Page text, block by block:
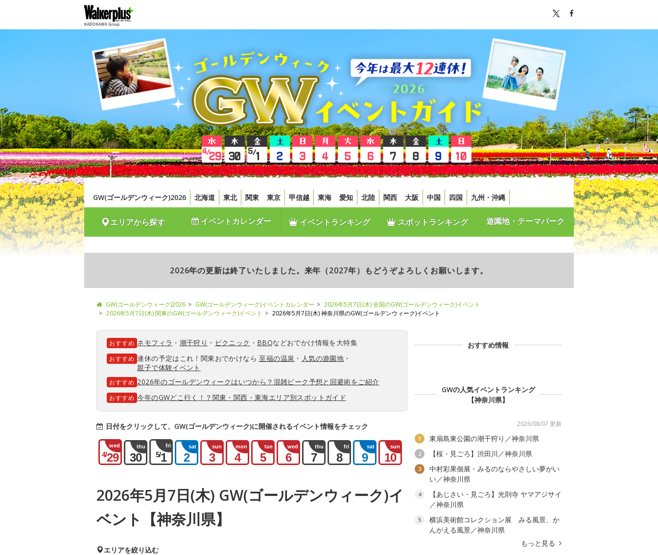
GW(ゴールデンウィーク)2026 北海道 東北 関東 東京 甲信越 東海 愛知 北陸 関西 大阪 中国 四国 九州・沖縄
エリアから探す イベントカレンダー イベントランキング スポットランキング 遊園地・テーマパーク
2026年の更新は終了いたしました。来年（2027年）もどうぞよろしくお願いします。
GW(ゴールデンウィーク)2026 GW(ゴールデンウィーク)イベントカレンダー
2026年5月7日(木) 全国のGW(ゴールデンウィーク)イベント
2026年5月7日(木) 関東のGW(ゴールデンウィーク)イベント
2026年5月7日(木) 神奈川県のGW(ゴールデンウィーク)イベント
おすすめ ネモフィラ ・ 潮干狩り ・ ピクニック ・ BBQなどおでかけ情報を大特集
おすすめ 連休の予定はこれ！関東おでかけなら至福の温泉 ・ 人気の遊園地 ・
親子で体験イベント
おすすめ 2026年のゴールデンウィークはいつから？混雑ピーク予想と回避術をご紹介
おすすめ 今年のGWどこ行く！？関東・関西・東海エリア別スポットガイド
日付をクリックして、GW(ゴールデンウィーク)に開催されるイベント情報をチェック
wed
4/29
thu
30
fri
5/1
sat
2
sun
3
mon
4
tue
5
wed
6
thu
7
fri
8
sat
9
sun
10
2026年5月7日(木) GW(ゴールデンウィーク)イ
ベント【神奈川県】
エリアを絞り込む
おすすめ情報
GWの人気イベントランキング
【神奈川県】
2026/08/07 更新
1 東扇島東公園の潮干狩り／神奈川県
2 【桜・見ごろ】渋田川／神奈川県
3
中村彩果個展・みるのならやさしい夢がい
い／神奈川県
4
【あじさい・見ごろ】光則寺 ヤマアジサイ
／神奈川県
5
横浜美術館コレクション展 みる風景、か
んがえる風景／神奈川県
もっと見る